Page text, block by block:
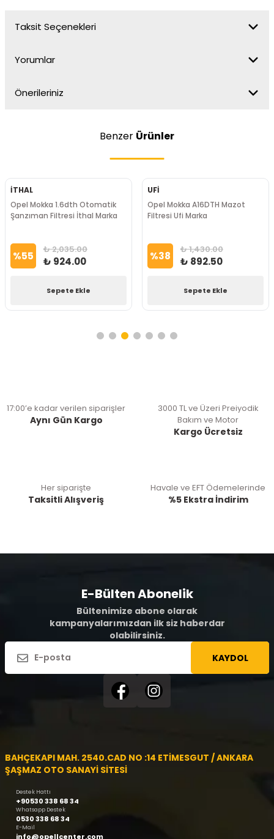
Taksit Seçenekleri
Yorumlar
Önerileriniz
Benzer Ürünler
İTHAL
Opel Mokka 1.6dth Otomatik
Şanzıman Filtresi İthal Marka
%55 ₺ 2,035.00
₺ 924.00
Sepete Ekle
UFİ
Opel Mokka A16DTH Mazot
Filtresi Ufi Marka
%38 ₺ 1,430.00
₺ 892.50
Sepete Ekle
17:00’e kadar verilen siparişler
Aynı Gün Kargo
3000 TL ve Üzeri Preiyodik
Bakım ve Motor
Kargo Ücretsiz
Her siparişte
Taksitli Alışveriş
Havale ve EFT Ödemelerinde
%5 Ekstra İndirim
E-Bülten Abonelik
Bültenimize abone olarak
kampanyalarımızdan ilk siz haberdar
olabilirsiniz.
KAYDOL
BAHÇEKAPI MAH. 2540.CAD NO :14 ETİMESGUT / ANKARA
ŞAŞMAZ OTO SANAYİ SİTESİ
Destek Hattı
+90530 338 68 34
Whatsapp Destek
0530 338 68 34
E-Mail
info@opellcenter.com